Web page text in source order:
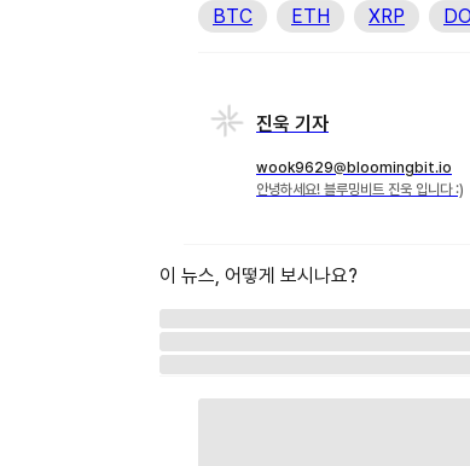
BTC ETH XRP
진욱 기자
wook9629@bloomingbit.io
안녕하세요! 블루밍비트 진욱 입니다 :)
이 뉴스, 어떻게 보시나요?